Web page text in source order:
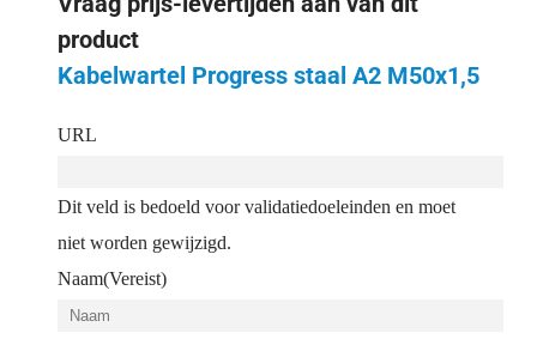
product
Kabelwartel Progress staal A2 M50x1,5
URL
Dit veld is bedoeld voor validatiedoeleinden en moet
niet worden gewijzigd.
Naam(Vereist)